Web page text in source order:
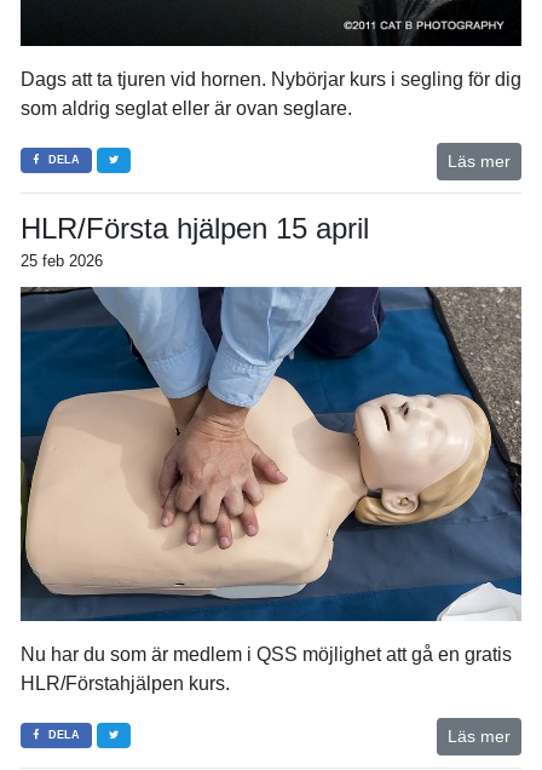
Dags att ta tjuren vid hornen. Nybörjar kurs i segling för dig
som aldrig seglat eller är ovan seglare.
DELA Läs mer
HLR/Första hjälpen 15 april
25 feb 2026
Nu har du som är medlem i QSS möjlighet att gå en gratis
HLR/Förstahjälpen kurs.
DELA Läs mer